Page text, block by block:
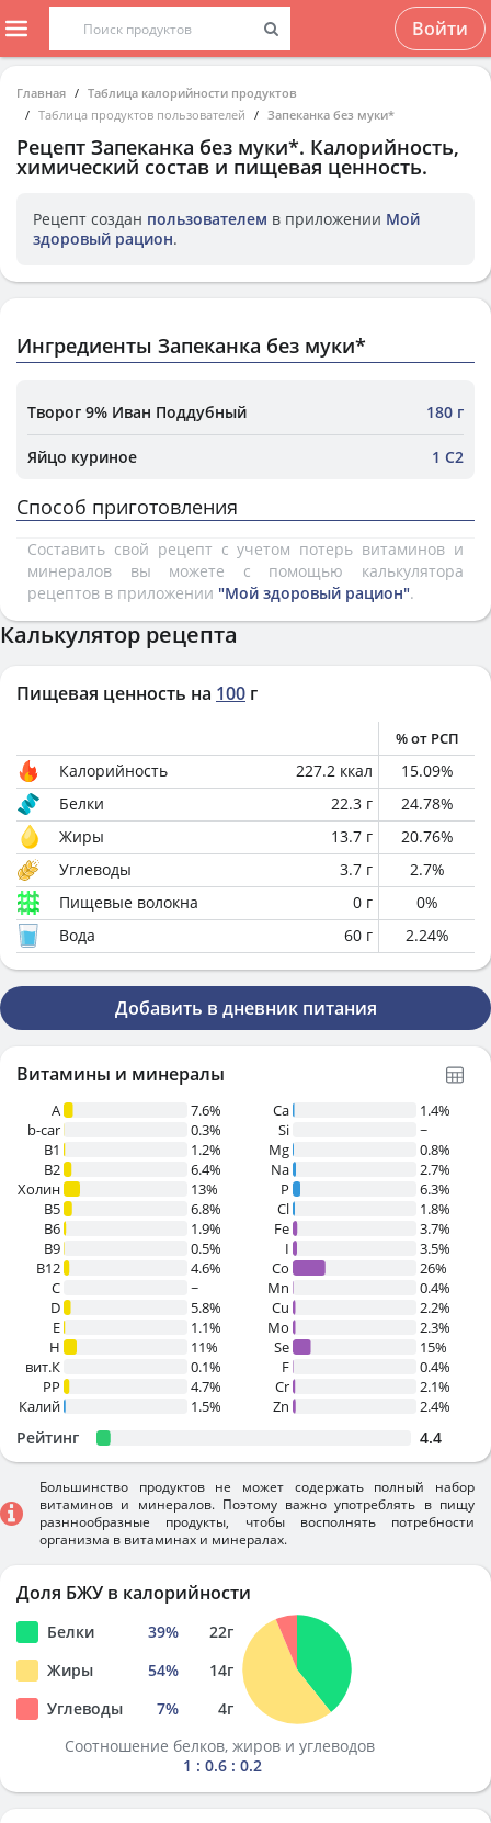
Войти
Главная
Таблица калорийности продуктов
Таблица продуктов пользователей
Запеканка без муки*
Рецепт Запеканка без муки*. Калорийность,
химический состав и пищевая ценность.
Рецепт создан пользователем в приложении Мой
здоровый рацион.
Ингредиенты Запеканка без муки*
Творог 9% Иван Поддубный 180 г
Яйцо куриное 1 С2
Способ приготовления
Составить свой рецепт с учетом потерь витаминов и
минералов вы можете с помощью калькулятора
рецептов в приложении "Мой здоровый рацион".
Калькулятор рецепта
Пищевая ценность на 100 г
% от РСП
Калорийность 227.2 ккал 15.09%
Белки
22.3 г 24.78%
Жиры
13.7 г 20.76%
Углеводы
3.7 г 2.7%
Пищевые волокна
0 г 0%
Вода
60 г 2.24%
Добавить в дневник питания
Витамины и минералы
A
7.6%
b-car
0.3%
В1
1.2%
B2
6.4%
Холин
13%
B5
6.8%
B6
1.9%
B9
0.5%
B12
4.6%
C
~
D
5.8%
E
1.1%
H
11%
вит.К
0.1%
PP
4.7%
Калий
1.5%
Ca
1.4%
Si
~
Mg
0.8%
Na
2.7%
P
6.3%
Cl
1.8%
Fe
3.7%
I
3.5%
Co
26%
Mn
0.4%
Cu
2.2%
Mo
2.3%
Se
15%
F
0.4%
Cr
2.1%
Zn
2.4%
Рейтинг 4.4
Большинство продуктов не может содержать полный набор
витаминов и минералов. Поэтому важно употреблять в пищу
разннообразные продукты, чтобы восполнять потребности
организма в витаминах и минералах.
Доля БЖУ в калорийности
Белки 39% 22г
Жиры
54% 14г
Углеводы
7% 4г
Соотношение белков, жиров и углеводов
1 : 0.6 : 0.2